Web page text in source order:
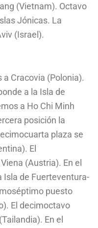
(Vietnam). Octavo
Jónicas. La
(Israel).
Cracovia (Polonia).
a la Isla de
a Ho Chi Minh
posición la
plaza se
El
(Austria). En el
Isla de Fuerteventura-
puesto
El decimoctavo
En el